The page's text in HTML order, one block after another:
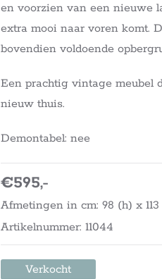
en voorzien van een nieuwe
extra mooi naar voren komt.
bovendien voldoende
Een prachtig vintage meubel
nieuw thuis.
Demontabel: nee
€595,-
Afmetingen in cm: 98 (h) x
Artikelnummer: 11044
Verkocht